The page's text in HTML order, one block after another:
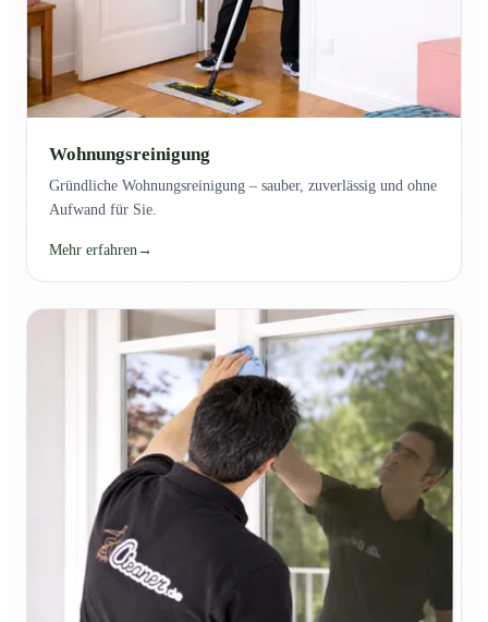
Wohnungsreinigung
Gründliche Wohnungsreinigung – sauber, zuverlässig und ohne
Aufwand für Sie.
Mehr erfahren →